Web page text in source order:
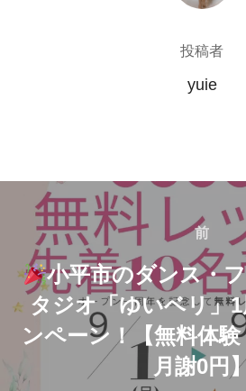
投稿者
yuie
稿
ナ
ビ
前
前
小平市のダンス・
タジオ「ゆいベリ」
ンペーン！【無料体
月謝0円